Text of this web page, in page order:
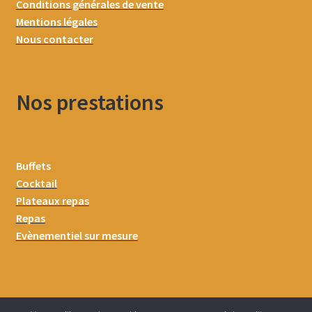
Conditions générales de vente
Mentions légales
Nous contacter
Nos prestations
Buffets
Cocktail
Plateaux repas
Repas
Evènementiel sur mesure